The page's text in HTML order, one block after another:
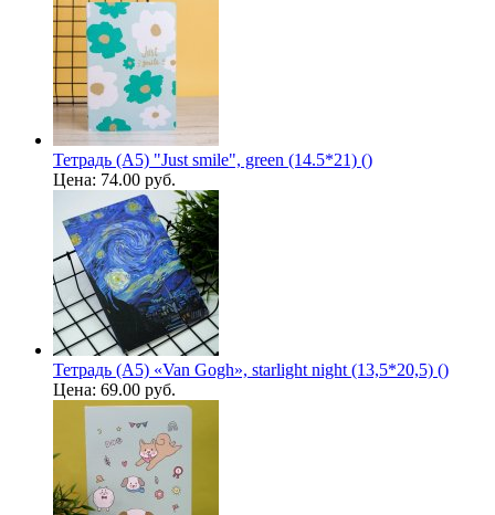
Тетрадь (A5) "Just smile", green (14.5*21) ()
Цена: 74.00 руб.
Тетрадь (A5) «Van Gogh», starlight night (13,5*20,5) ()
Цена: 69.00 руб.